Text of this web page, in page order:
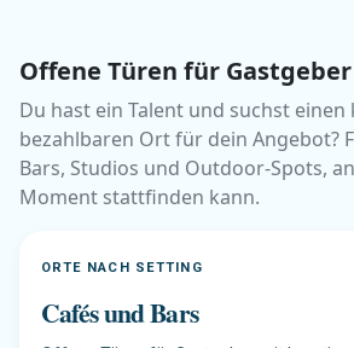
Offene Türen für
Du hast ein Talent und suchst
bezahlbaren Ort für dein Angebot?
Bars, Studios und Outdoor-Spots,
Moment stattfinden kann.